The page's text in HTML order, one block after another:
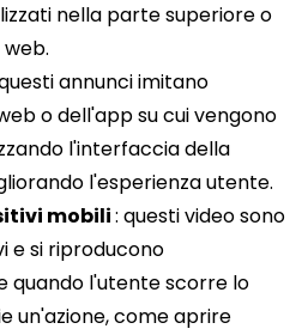
nella parte superiore o
annunci imitano
o dell'app su cui vengono
l'interfaccia della
l'esperienza utente.
mobili: questi video sono
e si riproducono
quando l'utente scorre lo
un'azione, come aprire